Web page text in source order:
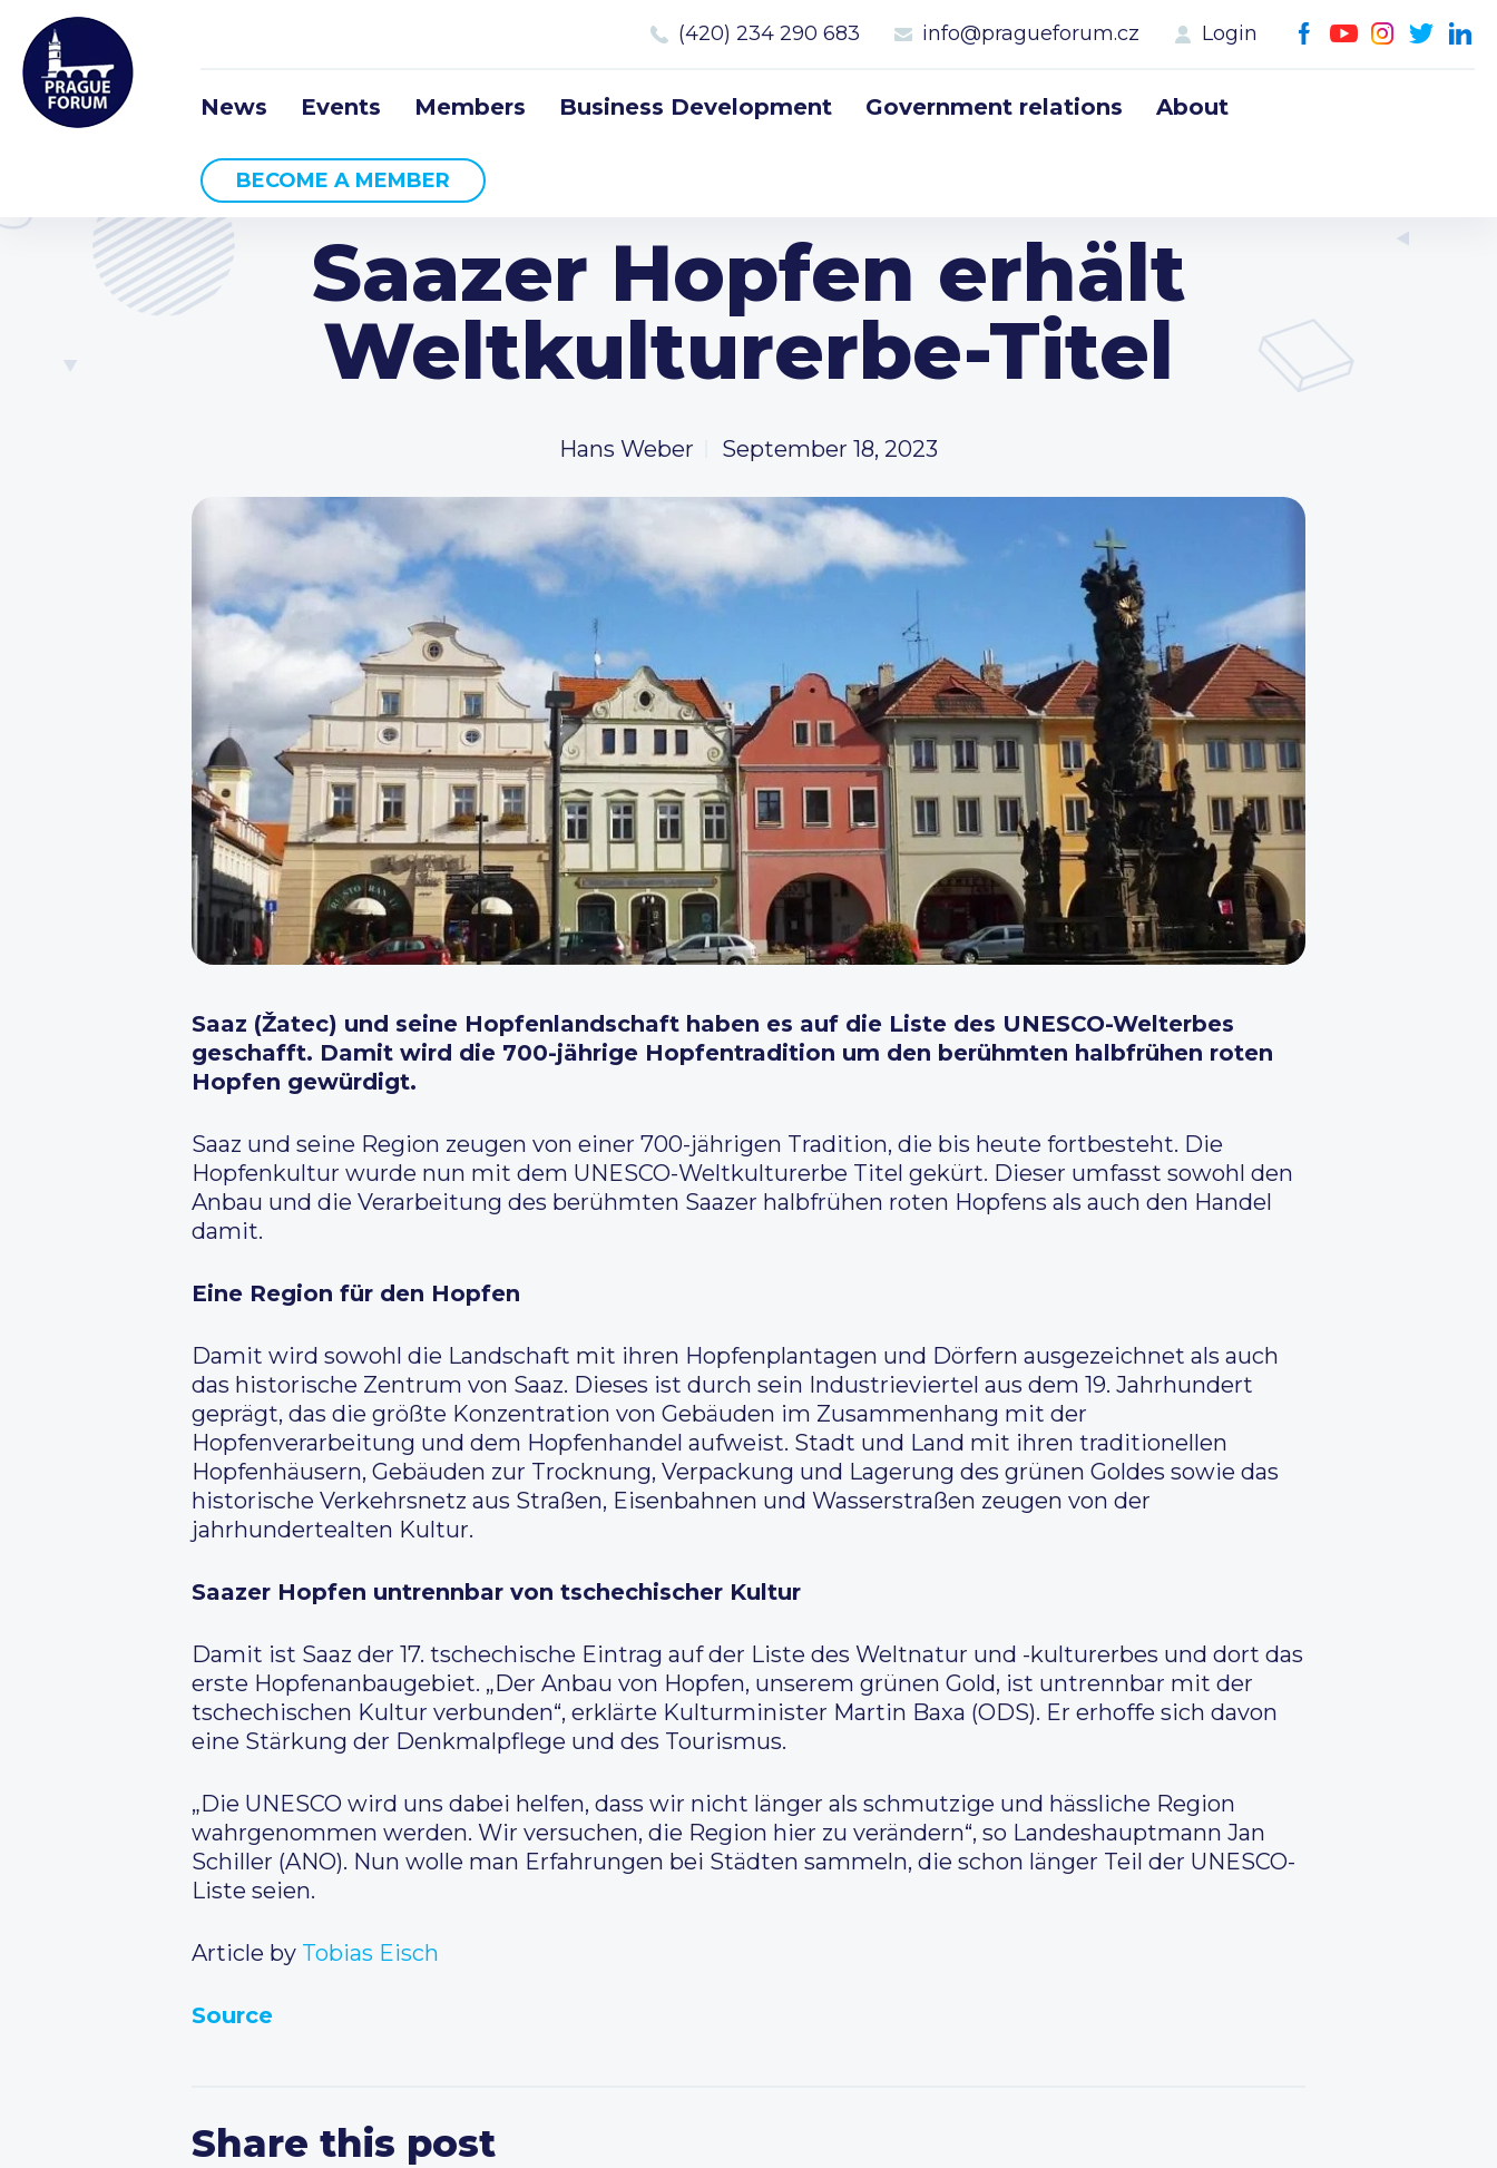
(420) 234 290 683 info@pragueforum.cz Login
News Events Members Business Development Government relations About
BECOME A MEMBER
Saazer Hopfen erhält
Weltkulturerbe-Titel
Hans Weber September 18, 2023
Saaz (Žatec) und seine Hopfenlandschaft haben es auf die Liste des UNESCO-Welterbes
geschafft. Damit wird die 700-jährige Hopfentradition um den berühmten halbfrühen roten
Hopfen gewürdigt.
Saaz und seine Region zeugen von einer 700-jährigen Tradition, die bis heute fortbesteht. Die
Hopfenkultur wurde nun mit dem UNESCO-Weltkulturerbe Titel gekürt. Dieser umfasst sowohl den
Anbau und die Verarbeitung des berühmten Saazer halbfrühen roten Hopfens als auch den Handel
damit.
Eine Region für den Hopfen
Damit wird sowohl die Landschaft mit ihren Hopfenplantagen und Dörfern ausgezeichnet als auch
das historische Zentrum von Saaz. Dieses ist durch sein Industrieviertel aus dem 19. Jahrhundert
geprägt, das die größte Konzentration von Gebäuden im Zusammenhang mit der
Hopfenverarbeitung und dem Hopfenhandel aufweist. Stadt und Land mit ihren traditionellen
Hopfenhäusern, Gebäuden zur Trocknung, Verpackung und Lagerung des grünen Goldes sowie das
historische Verkehrsnetz aus Straßen, Eisenbahnen und Wasserstraßen zeugen von der
jahrhundertealten Kultur.
Saazer Hopfen untrennbar von tschechischer Kultur
Damit ist Saaz der 17. tschechische Eintrag auf der Liste des Weltnatur und -kulturerbes und dort das
erste Hopfenanbaugebiet. „Der Anbau von Hopfen, unserem grünen Gold, ist untrennbar mit der
tschechischen Kultur verbunden“, erklärte Kulturminister Martin Baxa (ODS). Er erhoffe sich davon
eine Stärkung der Denkmalpflege und des Tourismus.
„Die UNESCO wird uns dabei helfen, dass wir nicht länger als schmutzige und hässliche Region
wahrgenommen werden. Wir versuchen, die Region hier zu verändern“, so Landeshauptmann Jan
Schiller (ANO). Nun wolle man Erfahrungen bei Städten sammeln, die schon länger Teil der UNESCO-
Liste seien.
Article by Tobias Eisch
Source
Share this post